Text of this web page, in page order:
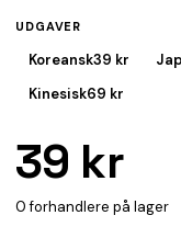
UDGAVER
Koreansk39 kr
Kinesisk69 kr
39 kr
0 forhandlere på lager